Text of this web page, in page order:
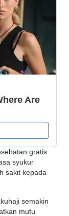
gratis
syukur
sakit kepada
semakin
mutu